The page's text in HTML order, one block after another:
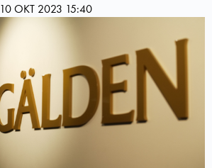
10 OKT 2023 15:40